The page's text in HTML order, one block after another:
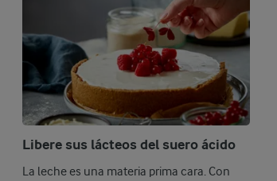
Libere sus lácteos del suero ácido
La leche es una materia prima cara. Con